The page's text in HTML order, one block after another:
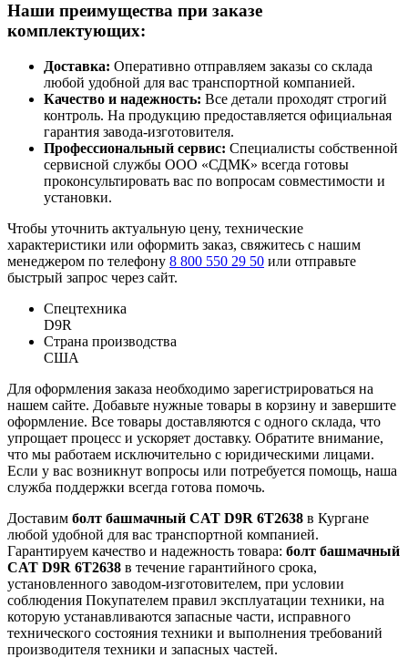
Наши преимущества при заказе
комплектующих:
Доставка: Оперативно отправляем заказы со склада
любой удобной для вас транспортной компанией.
Качество и надежность: Все детали проходят строгий
контроль. На продукцию предоставляется официальная
гарантия завода-изготовителя.
Профессиональный сервис: Специалисты собственной
сервисной службы ООО «СДМК» всегда готовы
проконсультировать вас по вопросам совместимости и
установки.
Чтобы уточнить актуальную цену, технические
характеристики или оформить заказ, свяжитесь с нашим
менеджером по телефону 8 800 550 29 50 или отправьте
быстрый запрос через сайт.
Спецтехника
D9R
Страна производства
США
Для оформления заказа необходимо зарегистрироваться на
нашем сайте. Добавьте нужные товары в корзину и завершите
оформление. Все товары доставляются с одного склада, что
упрощает процесс и ускоряет доставку. Обратите внимание,
что мы работаем исключительно с юридическими лицами.
Если у вас возникнут вопросы или потребуется помощь, наша
служба поддержки всегда готова помочь.
Доставим болт башмачный CAT D9R 6T2638 в Кургане
любой удобной для вас транспортной компанией.
Гарантируем качество и надежность товара: болт башмачный
CAT D9R 6T2638 в течение гарантийного срока,
установленного заводом-изготовителем, при условии
соблюдения Покупателем правил эксплуатации техники, на
которую устанавливаются запасные части, исправного
технического состояния техники и выполнения требований
производителя техники и запасных частей.